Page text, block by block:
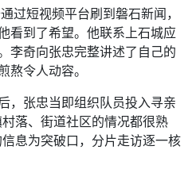
过短视频平台刷到磐石新闻，
看到了希望。他联系上石城应
李奇向张忠完整讲述了自己的
熬令人动容。
，张忠当即组织队员投入寻亲
落、街道社区的情况都很熟
息为突破口，分片走访逐一核